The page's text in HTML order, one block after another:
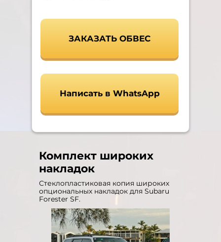
ЗАКАЗАТЬ ОБВЕС
Написать в WhatsApp
Комплект широких
накладок
Стеклопластиковая копия широких
опциональных накладок для Subaru
Forester SF.